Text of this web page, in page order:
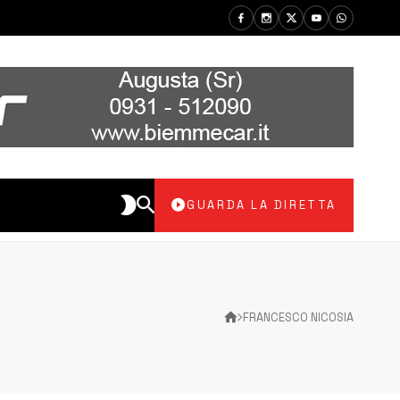
GUARDA LA DIRETTA
FRANCESCO NICOSIA